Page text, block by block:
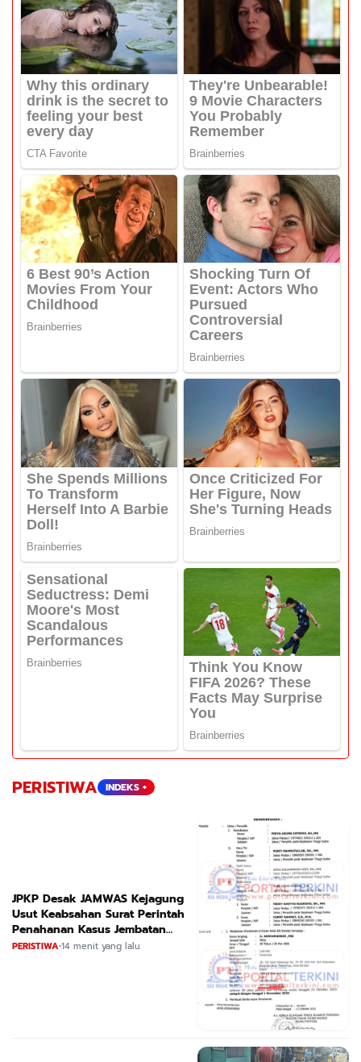
PERISTIWA INDEKS +
JPKP Desak JAMWAS Kejagung
Usut Keabsahan Surat Perintah
Penahanan Kasus Jembatan
CIRAUCI II
PERISTIWA•14 menit yang lalu